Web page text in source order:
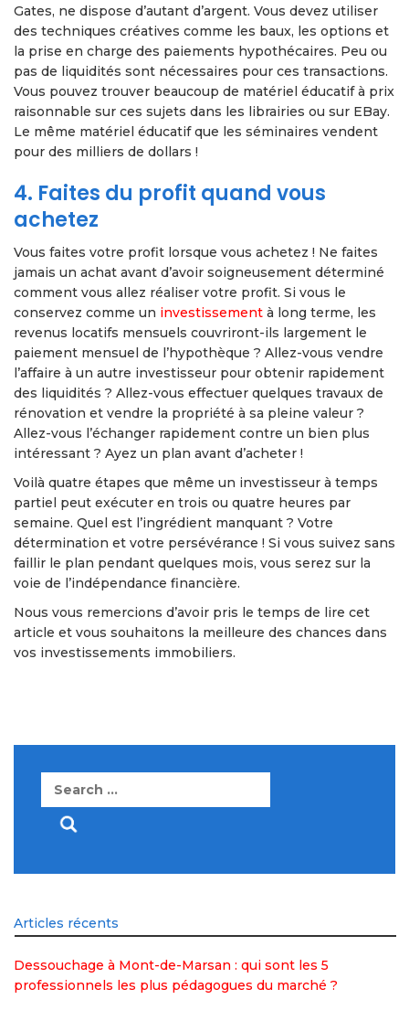
Gates, ne dispose d’autant d’argent. Vous devez utiliser
des techniques créatives comme les baux, les options et
la prise en charge des paiements hypothécaires. Peu ou
pas de liquidités sont nécessaires pour ces transactions.
Vous pouvez trouver beaucoup de matériel éducatif à prix
raisonnable sur ces sujets dans les librairies ou sur EBay.
Le même matériel éducatif que les séminaires vendent
pour des milliers de dollars !
4. Faites du profit quand vous
achetez
Vous faites votre profit lorsque vous achetez ! Ne faites
jamais un achat avant d’avoir soigneusement déterminé
comment vous allez réaliser votre profit. Si vous le
conservez comme un investissement à long terme, les
revenus locatifs mensuels couvriront-ils largement le
paiement mensuel de l’hypothèque ? Allez-vous vendre
l’affaire à un autre investisseur pour obtenir rapidement
des liquidités ? Allez-vous effectuer quelques travaux de
rénovation et vendre la propriété à sa pleine valeur ?
Allez-vous l’échanger rapidement contre un bien plus
intéressant ? Ayez un plan avant d’acheter !
Voilà quatre étapes que même un investisseur à temps
partiel peut exécuter en trois ou quatre heures par
semaine. Quel est l’ingrédient manquant ? Votre
détermination et votre persévérance ! Si vous suivez sans
faillir le plan pendant quelques mois, vous serez sur la
voie de l’indépendance financière.
Nous vous remercions d’avoir pris le temps de lire cet
article et vous souhaitons la meilleure des chances dans
vos investissements immobiliers.
Search
Articles récents
Dessouchage à Mont-de-Marsan : qui sont les 5
professionnels les plus pédagogues du marché ?